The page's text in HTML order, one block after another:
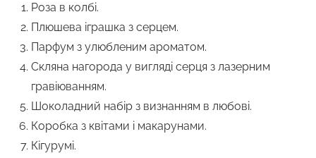
Роза в колбі.
Плюшева іграшка з серцем.
Парфум з улюбленим ароматом.
Скляна нагорода у вигляді серця з лазерним
гравіюванням.
Шоколадний набір з визнанням в любові.
Коробка з квітами і макарунами.
Кігурумі.